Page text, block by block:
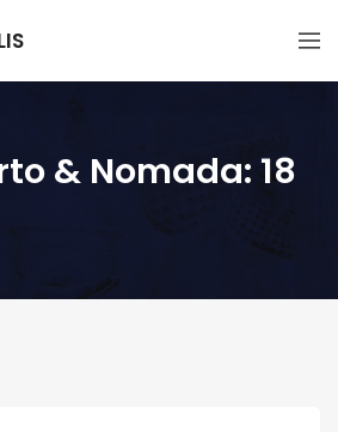
& Nomada: 18